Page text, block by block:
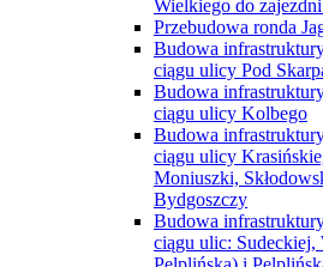
Wielkiego do
Przebudowa ronda
Budowa
ciągu ulicy Pod
Budowa
ciągu ulicy Kolbego
Budowa
ciągu ulicy
Moniuszki,
Bydgoszczy
Budowa
ciągu ulic: Sudeckiej,